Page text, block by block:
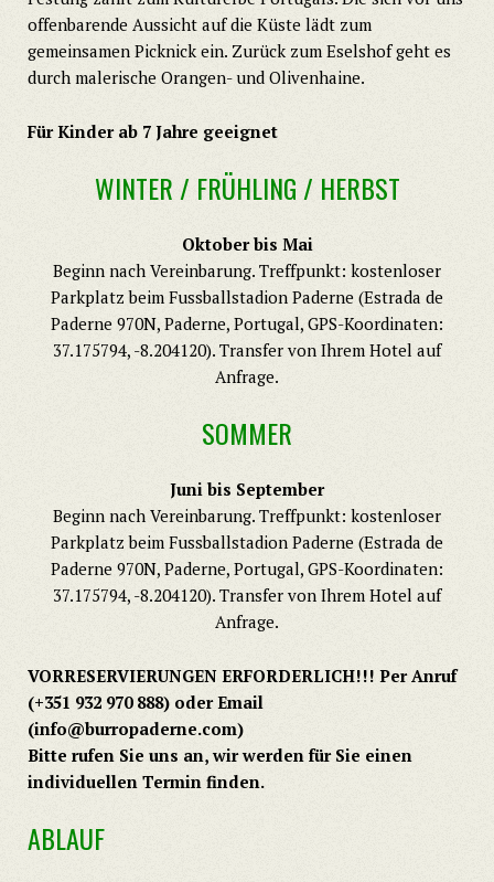
offenbarende Aussicht auf die Küste lädt zum
gemeinsamen Picknick ein. Zurück zum Eselshof geht es
durch malerische Orangen- und Olivenhaine.
Für Kinder ab 7 Jahre geeignet
WINTER / FRÜHLING / HERBST
Oktober bis Mai
Beginn nach Vereinbarung. Treffpunkt: kostenloser
Parkplatz beim Fussballstadion Paderne (Estrada de
Paderne 970N, Paderne, Portugal, GPS-Koordinaten:
37.175794, -8.204120). Transfer von Ihrem Hotel auf
Anfrage.
SOMMER
Juni bis September
Beginn nach Vereinbarung. Treffpunkt: kostenloser
Parkplatz beim Fussballstadion Paderne (Estrada de
Paderne 970N, Paderne, Portugal, GPS-Koordinaten:
37.175794, -8.204120). Transfer von Ihrem Hotel auf
Anfrage.
VORRESERVIERUNGEN ERFORDERLICH!!! Per Anruf
(+351 932 970 888) oder Email
(info@burropaderne.com)
Bitte rufen Sie uns an, wir werden für Sie einen
individuellen Termin finden.
ABLAUF